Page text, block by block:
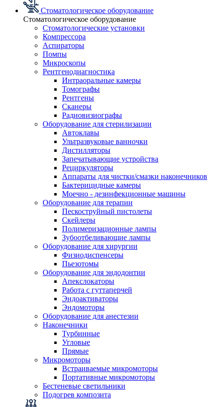
Стоматологическое оборудование
Стоматологическое оборудование
Стоматологические установки
Компрессора
Аспираторы
Помпы
Микроскопы
Рентгенодиагностика
Интраоральные камеры
Томографы
Рентгены
Сканеры
Радиовизиографы
Оборудование для стерилизации
Автоклавы
Ультразвуковые ванночки
Дистилляторы
Запечатывающие устройства
Рециркуляторы
Аппараты для чистки/смазки наконечников
Бактерицидные камеры
Моечно - дезинфекционные машины
Оборудование для терапии
Пескоструйный пистолеты
Скейлеры
Полимеризационные лампы
Зубоотбеливающие лампы
Оборудование для хирургии
Физиодиспенсеры
Пьезотомы
Оборудование для эндодонтии
Апекслокаторы
Работа с гуттаперчей
Эндоактиваторы
Эндомоторы
Оборудование для анестезии
Наконечники
Турбинные
Угловые
Прямые
Микромоторы
Встраиваемые микромоторы
Портативные микромоторы
Бестеневые светильники
Подогрев композита